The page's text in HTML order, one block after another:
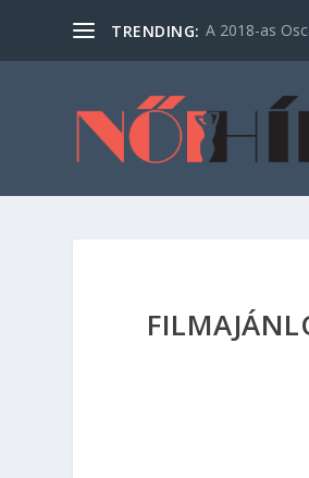
TRENDING: A 2018-as